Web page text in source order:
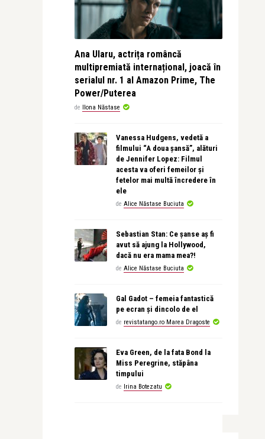
Ana Ularu, actrița româncă
multipremiată internațional, joacă în
serialul nr. 1 al Amazon Prime, The
Power/Puterea
de Ilona Năstase
Vanessa Hudgens, vedetă a
filmului “A doua șansă”, alături
de Jennifer Lopez: Filmul
acesta va oferi femeilor și
fetelor mai multă încredere în
ele
de Alice Năstase Buciuta
Sebastian Stan: Ce șanse aș fi
avut să ajung la Hollywood,
dacă nu era mama mea?!
de Alice Năstase Buciuta
Gal Gadot – femeia fantastică
pe ecran și dincolo de el
de revistatango.ro Marea Dragoste
Eva Green, de la fata Bond la
Miss Peregrine, stăpâna
timpului
de Irina Botezatu